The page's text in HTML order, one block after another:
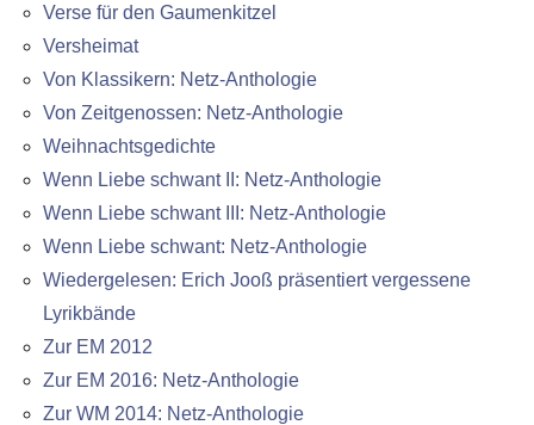
Verse für den Gaumenkitzel
Versheimat
Von Klassikern: Netz-Anthologie
Von Zeitgenossen: Netz-Anthologie
Weihnachtsgedichte
Wenn Liebe schwant II: Netz-Anthologie
Wenn Liebe schwant III: Netz-Anthologie
Wenn Liebe schwant: Netz-Anthologie
Wiedergelesen: Erich Jooß präsentiert vergessene
Lyrikbände
Zur EM 2012
Zur EM 2016: Netz-Anthologie
Zur WM 2014: Netz-Anthologie